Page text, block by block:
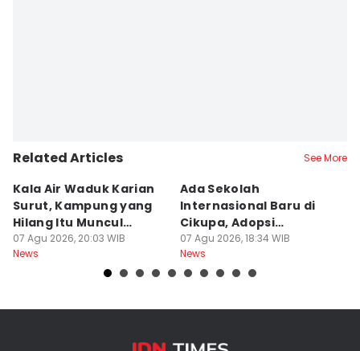
Related Articles See More
Kala Air Waduk Karian
Surut, Kampung yang
Hilang Itu Muncul
Kembali
07 Agu 2026, 20:03 WIB
News
Ada Sekolah
Internasional Baru di
Cikupa, Adopsi
Kurikulum Singapura
07 Agu 2026, 18:34 WIB
News